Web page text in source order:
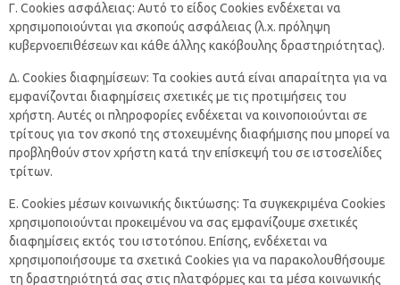
Γ. Cookies ασφάλειας: Αυτό το είδος Cookies ενδέχεται να
χρησιμοποιούνται για σκοπούς ασφάλειας (λ.χ. πρόληψη
κυβερνοεπιθέσεων και κάθε άλλης κακόβουλης δραστηριότητας).
Δ. Cookies διαφημίσεων: Τα cookies αυτά είναι απαραίτητα για να
εμφανίζονται διαφημίσεις σχετικές με τις προτιμήσεις του
χρήστη. Αυτές οι πληροφορίες ενδέχεται να κοινοποιούνται σε
τρίτους για τον σκοπό της στοχευμένης διαφήμισης που μπορεί να
προβληθούν στον χρήστη κατά την επίσκεψή του σε ιστοσελίδες
τρίτων.
Ε. Cookies μέσων κοινωνικής δικτύωσης: Τα συγκεκριμένα Cookies
χρησιμοποιούνται προκειμένου να σας εμφανίζουμε σχετικές
διαφημίσεις εκτός του ιστοτόπου. Επίσης, ενδέχεται να
χρησιμοποιήσουμε τα σχετικά Cookies για να παρακολουθήσουμε
τη δραστηριότητά σας στις πλατφόρμες και τα μέσα κοινωνικής